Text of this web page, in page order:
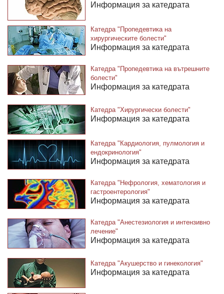
Информация за катедрата
Катедра "Пропедевтика на
хирургическите болести"
Информация за катедрата
Катедра "Пропедевтика на вътрешните
болести"
Информация за катедрата
Катедра "Хирургически болести"
Информация за катедрата
Катедра "Кардиология, пулмология и
ендокринология"
Информация за катедрата
Катедра "Нефрология, хематология и
гастроентерология"
Информация за катедрата
Катедра "Анестезиология и интензивно
лечение"
Информация за катедрата
Катедра "Акушерство и гинекология"
Информация за катедрата